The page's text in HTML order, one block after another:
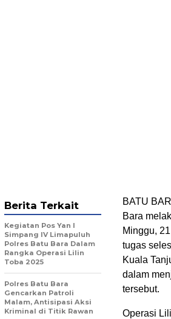
BATU
Bara
Minggu,
tugas
Kuala
dalam
tersebut.
Operasi
Berita Terkait
Kegiatan Pos Yan I
Simpang IV Limapuluh
Polres Batu Bara Dalam
Rangka Operasi Lilin
Toba 2025
Polres Batu Bara
Gencarkan Patroli
Malam, Antisipasi Aksi
Kriminal di Titik Rawan